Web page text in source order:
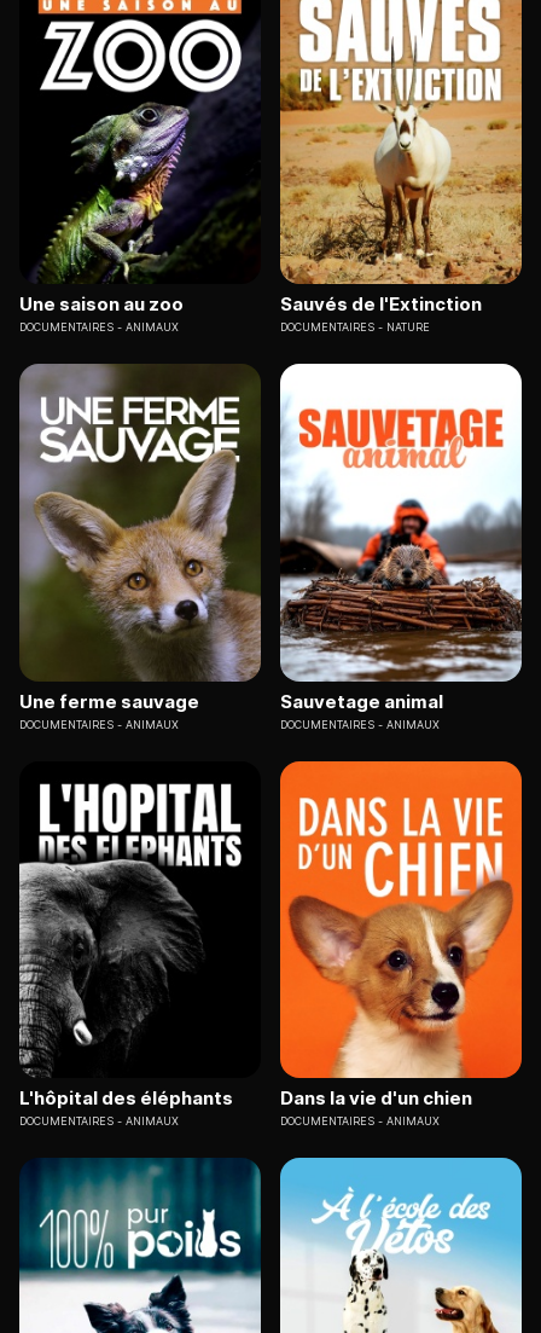
Une saison au zoo
DOCUMENTAIRES ANIMAUX
Sauvés de l'Extinction
DOCUMENTAIRES NATURE
Une ferme sauvage
DOCUMENTAIRES ANIMAUX
Sauvetage animal
DOCUMENTAIRES ANIMAUX
L'hôpital des éléphants
DOCUMENTAIRES ANIMAUX
Dans la vie d'un chien
DOCUMENTAIRES ANIMAUX